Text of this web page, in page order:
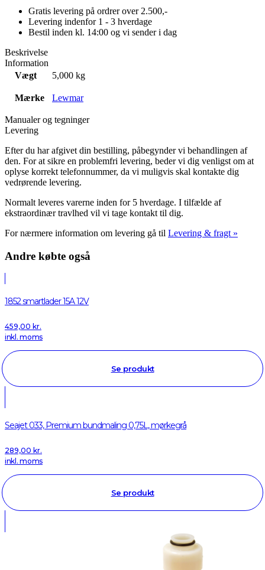
Gratis levering på ordrer over 2.500,-
Levering indenfor 1 - 3 hverdage
Bestil inden kl. 14:00 og vi sender i dag
Beskrivelse
Information
Vægt
5,000 kg
Mærke Lewmar
Manualer og tegninger
Levering
Efter du har afgivet din bestilling, påbegynder vi behandlingen af
den. For at sikre en problemfri levering, beder vi dig venligst om at
oplyse korrekt telefonnummer, da vi muligvis skal kontakte dig
vedrørende levering.
Normalt leveres varerne inden for 5 hverdage. I tilfælde af
ekstraordinær travlhed vil vi tage kontakt til dig.
For nærmere information om levering gå til Levering & fragt »
Andre købte også
1852 smartlader 15A 12V
459,00 kr.
inkl. moms
Se produkt
Seajet 033, Premium bundmaling 0,75L, mørkegrå
289,00 kr.
inkl. moms
Se produkt